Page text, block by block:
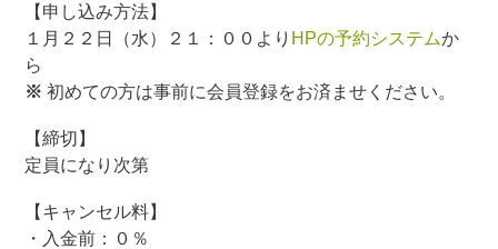
【申し込み方法】
１月２２日（水）２１：００より HPの予約システムか
ら
※ 初めての方は事前に会員登録をお済ませください。
【締切】
定員になり次第
【キャンセル料】
・入金前：０％